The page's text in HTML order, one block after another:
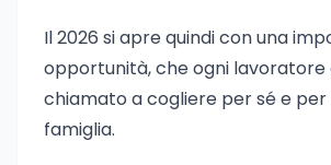
Il 2026 si apre quindi con una
opportunità, che ogni lavoratore
chiamato a cogliere per sé e
famiglia.